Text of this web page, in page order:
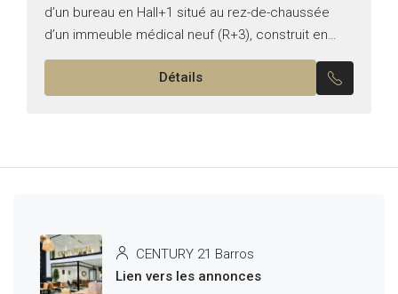
d’un bureau en Hall+1 situé au rez-de-chaussée
d’un immeuble médical neuf (R+3), construit en
2024. 📍à Ennaser 1. 💼🩺 Activités autorisées :
Détails
CENTURY 21 Barros
Lien vers les annonces